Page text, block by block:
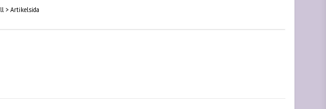
> Artikelsida